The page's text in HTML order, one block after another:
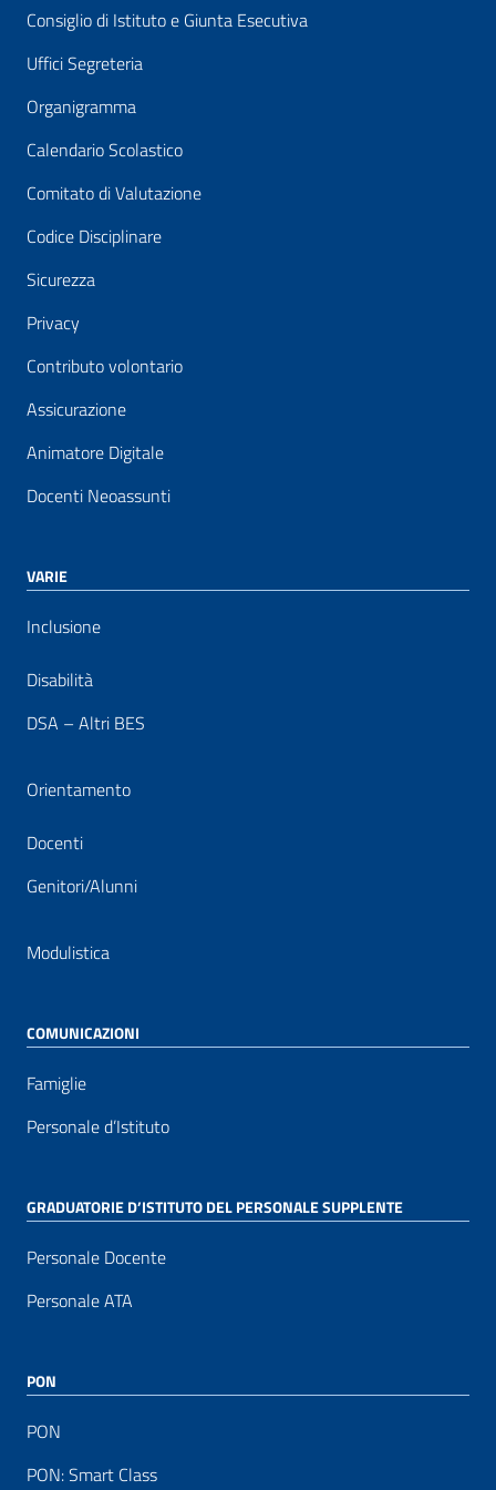
Consiglio di Istituto e Giunta Esecutiva
Uffici Segreteria
Organigramma
Calendario Scolastico
Comitato di Valutazione
Codice Disciplinare
Sicurezza
Privacy
Contributo volontario
Assicurazione
Animatore Digitale
Docenti Neoassunti
VARIE
Inclusione
Disabilità
DSA – Altri BES
Orientamento
Docenti
Genitori/Alunni
Modulistica
COMUNICAZIONI
Famiglie
Personale d’Istituto
GRADUATORIE D’ISTITUTO DEL PERSONALE SUPPLENTE
Personale Docente
Personale ATA
PON
PON
PON: Smart Class